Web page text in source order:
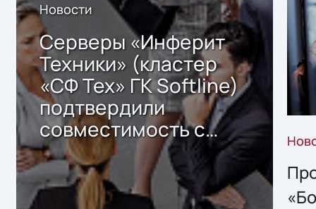
Новости
Серверы «Инферит
Техники» (кластер
«СФ Тех» ГК Softline)
подтвердили
совместимость с
решением Sharx
Storage 2.x для
хранения данных